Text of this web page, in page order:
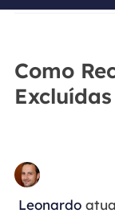
Como
Leonardo